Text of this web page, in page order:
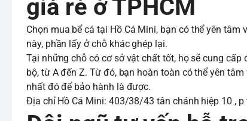
giá rẻ ở TPHCM
Chọn mua bể cá tại Hồ Cá Mini, bạn có thể yên
này, phần lấy ở chỗ khác ghép lại.
Tại những chỗ có cơ sở vật chất tốt, họ sẽ cung
bộ, từ A đến Z. Từ đó, bạn hoàn toàn có thể yên
nhất đó để bảo hành là được.
Địa chỉ Hồ Cá Mini: 403/38/43 tân chánh hiệp 10 , p